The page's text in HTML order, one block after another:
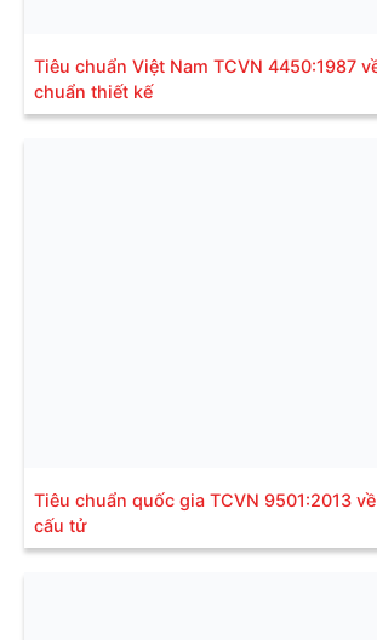
Tiêu chuẩn Việt Nam TCVN 4450:1987
chuẩn thiết kế
Tiêu chuẩn quốc gia TCVN 9501:2013
cấu tử